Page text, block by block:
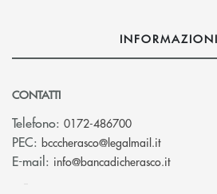
INFORMAZIONI
CONTATTI
Telefono: 0172-486700
PEC: bcccherasco@legalmail.it(si apre
E-mail: info@bancadicherasco.it(si apre